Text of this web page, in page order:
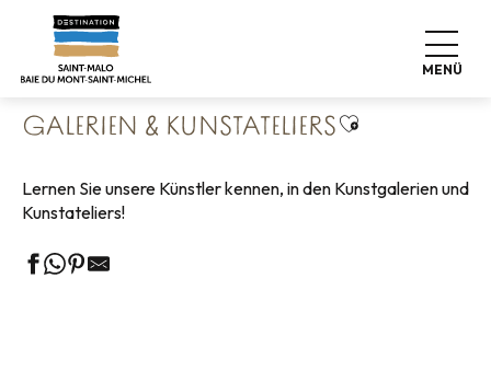
contenu
MENÜ
Startseite
Sehenswürdigkeiten
Kultur & Kulturerbe
GALERIEN & KUNSTATELIERSAjouter aux
Lernen Sie unsere Künstler kennen, in den Kunstgalerien und
Kunstateliers!